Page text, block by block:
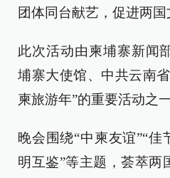
团体同台献艺，促进两国
此次活动由柬埔寨新闻
埔寨大使馆、中共云南
柬旅游年”的重要活动之一
晚会围绕“中柬友谊”“佳
明互鉴”等主题，荟萃两